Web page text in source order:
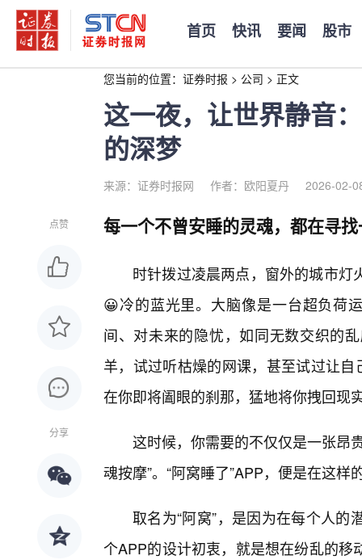
首页 快讯 要闻 股市
您当前的位置： 证券时报 > 公司 > 正文
这一夜，让世界静音
的深梦
来源：证券时报网 作者：欧阳夏丹 2026-02-
点赞
分享
每一个不曾安睡的灵魂，都在寻
时针拨过凌晨两点，窗外的城市
😀冷的蓝光里。大脑像是一台超负荷
间、对未来的隐忧，如同无数交织的
羊，试过听枯燥的网课，甚至试过让
在你即将阖眼的刹那，猛地将你拽回现
这时候，你需要的不仅仅是一张昂
魂按摩”。“阿窝睡了”APP，便是在这样
取名为“阿窝”，是因为在每个人
个APP的设计初衷，就是想在纷乱的